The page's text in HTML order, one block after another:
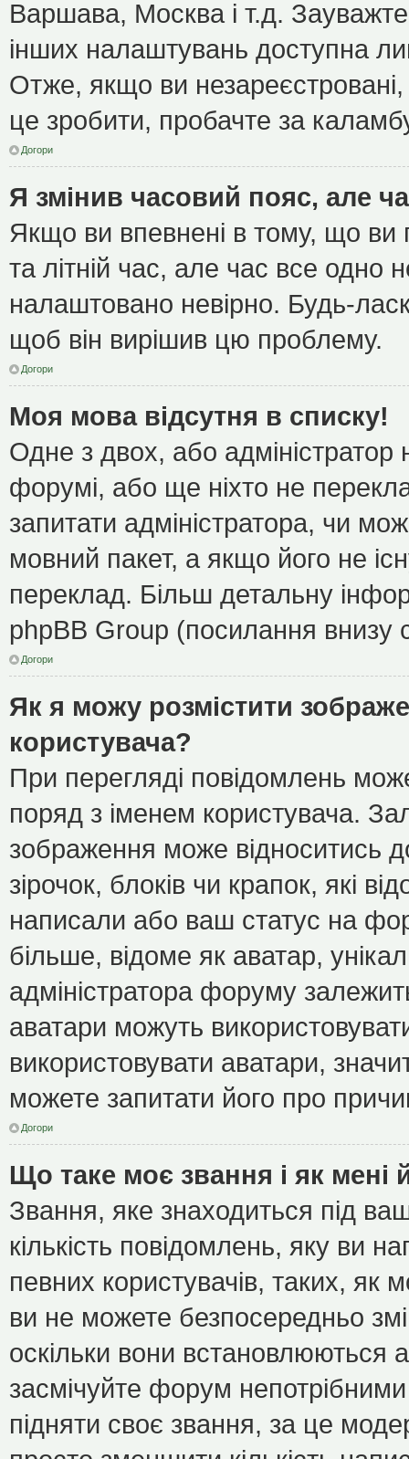
Варшава, Москва і т.д.
інших налаштувань доступна
Отже, якщо ви
це зробити, пробачте за
Догори
Я змінив часовий пояс, але
Якщо ви впевнені в тому, що ви
та літній час, але час все одно
налаштовано невірно. Будь-
щоб він вирішив цю проблему.
Догори
Моя мова відсутня в списку!
Одне з двох, або
форумі, або ще ніхто не
запитати адміністратора, чи
мовний пакет, а якщо його не
переклад. Більш детальну
phpBB Group (посилання внизу
Догори
Як я можу розмістити
користувача?
При перегляді повідомлень
поряд з іменем користувача.
зображення може відноситись
зірочок, блоків чи крапок, які
написали або ваш статус на
більше, відоме як аватар,
адміністратора форуму
аватари можуть
використовувати аватари,
можете запитати його про
Догори
Що таке моє звання і як мені
Звання, яке знаходиться під
кількість повідомлень, яку ви
певних користувачів, таких, як
ви не можете безпосередньо
оскільки вони встановлюються
засмічуйте форум
підняти своє звання, за це